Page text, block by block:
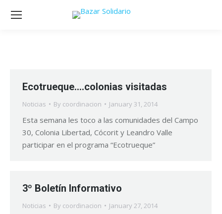
Ecotrueque….colonias visitadas
Noticias By coordinacion January 31, 2014
Esta semana les toco a las comunidades del Campo
30, Colonia Libertad, Cócorit y Leandro Valle
participar en el programa “Ecotrueque”
3º Boletín Informativo
Noticias By coordinacion January 27, 2014